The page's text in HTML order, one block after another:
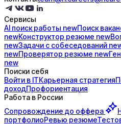
Сервисы
AI поискработы newПоиск
newКонструктор резюме new
newЗадачи с собеседований
newПроверятор резюме new
new
Поиски себя
Войти в ITКарьерная стратегия
доходПрофориентация
Работа в России
Сопровождение до оффера
портфолиоРевью резюме